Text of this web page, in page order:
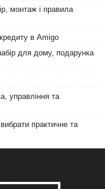
монтаж і правила
в Amigo
для дому, подарунка
управління та
практичне та